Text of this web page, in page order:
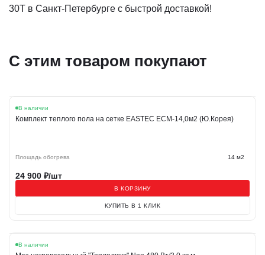
30T в Санкт-Петербурге с быстрой доставкой!
С этим товаром покупают
В наличии
Комплект теплого пола на сетке EASTEC ECM-14,0м2 (Ю.Корея)
Площадь обогрева 14 м2
24 900 ₽/шт
В КОРЗИНУ
КУПИТЬ В 1 КЛИК
В наличии